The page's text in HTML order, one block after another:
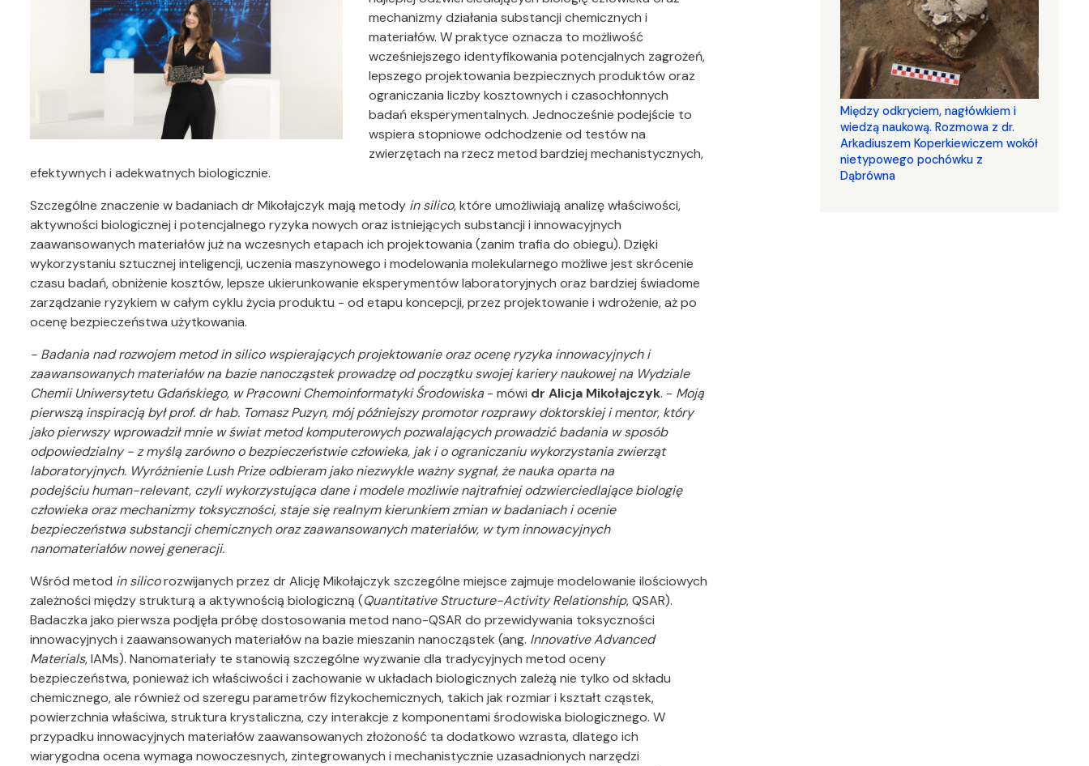
mechanizmy działania substancji chemicznych i
materiałów. W praktyce oznacza to możliwość
wcześniejszego identyfikowania potencjalnych zagrożeń,
lepszego projektowania bezpiecznych produktów oraz
ograniczania liczby kosztownych i czasochłonnych
badań eksperymentalnych. Jednocześnie podejście to
wspiera stopniowe odchodzenie od testów na
zwierzętach na rzecz metod bardziej mechanistycznych,
efektywnych i adekwatnych biologicznie.
Szczególne znaczenie w badaniach dr Mikołajczyk mają metody in silico, które umożliwiają analizę właściwości,
aktywności biologicznej i potencjalnego ryzyka nowych oraz istniejących substancji i innowacyjnych
zaawansowanych materiałów już na wczesnych etapach ich projektowania (zanim trafia do obiegu). Dzięki
wykorzystaniu sztucznej inteligencji, uczenia maszynowego i modelowania molekularnego możliwe jest skrócenie
czasu badań, obniżenie kosztów, lepsze ukierunkowanie eksperymentów laboratoryjnych oraz bardziej świadome
zarządzanie ryzykiem w całym cyklu życia produktu - od etapu koncepcji, przez projektowanie i wdrożenie, aż po
ocenę bezpieczeństwa użytkowania.
- Badania nad rozwojem metod in silico wspierających projektowanie oraz ocenę ryzyka innowacyjnych i
zaawansowanych materiałów na bazie nanocząstek prowadzę od początku swojej kariery naukowej na Wydziale
Chemii Uniwersytetu Gdańskiego, w Pracowni Chemoinformatyki Środowiska - mówi dr Alicja Mikołajczyk. - Moją
pierwszą inspiracją był prof. dr hab. Tomasz Puzyn, mój późniejszy promotor rozprawy doktorskiej i mentor, który
jako pierwszy wprowadził mnie w świat metod komputerowych pozwalających prowadzić badania w sposób
odpowiedzialny - z myślą zarówno o bezpieczeństwie człowieka, jak i o ograniczaniu wykorzystania zwierząt
laboratoryjnych. Wyróżnienie Lush Prize odbieram jako niezwykle ważny sygnał, że nauka oparta na
podejściu human-relevant, czyli wykorzystująca dane i modele możliwie najtrafniej odzwierciedlające biologię
człowieka oraz mechanizmy toksyczności, staje się realnym kierunkiem zmian w badaniach i ocenie
bezpieczeństwa substancji chemicznych oraz zaawansowanych materiałów, w tym innowacyjnych
nanomateriałów nowej generacji.
Wśród metod in silicorozwijanych przez dr Alicję Mikołajczyk szczególne miejsce zajmuje modelowanie ilościowych
zależności między strukturą a aktywnością biologiczną (Quantitative Structure-Activity Relationship, QSAR).
Badaczka jako pierwsza podjęła próbę dostosowania metod nano-QSAR do przewidywania toksyczności
innowacyjnych i zaawansowanych materiałów na bazie mieszanin nanocząstek (ang. Innovative Advanced
Materials, IAMs). Nanomateriały te stanowią szczególne wyzwanie dla tradycyjnych metod oceny
bezpieczeństwa, ponieważ ich właściwości i zachowanie w układach biologicznych zależą nie tylko od składu
chemicznego, ale również od szeregu parametrów fizykochemicznych, takich jak rozmiar i kształt cząstek,
powierzchnia właściwa, struktura krystaliczna, czy interakcje z komponentami środowiska biologicznego. W
przypadku innowacyjnych materiałów zaawansowanych złożoność ta dodatkowo wzrasta, dlatego ich
wiarygodna ocena wymaga nowoczesnych, zintegrowanych i mechanistycznie uzasadnionych narzędzi
Między odkryciem, nagłówkiem i
wiedzą naukową. Rozmowa z dr.
Arkadiuszem Koperkiewiczem wokół
nietypowego pochówku z
Dąbrówna